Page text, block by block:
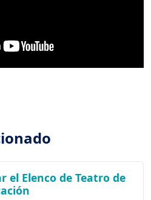
el Elenco de Teatro de